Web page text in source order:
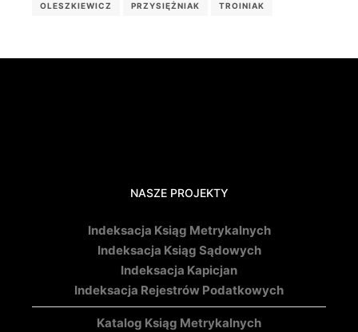
OLESZKIEWICZ PRZYSIĘŻNIAK TROINIAK
NASZE PROJEKTY
Indeksacja Ksiąg Metrykalnych
Indeksacja Ksiąg Sądowych
Indeksacja Kapicjan
Indeksacja Rejestrów Podatkowych
Katalog Ksiąg Metrykalnych